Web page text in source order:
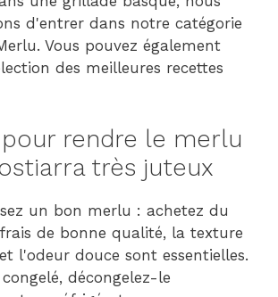
d'entrer dans notre catégorie
Vous pouvez également
des meilleures recettes
rendre le merlu
très juteux
un bon merlu : achetez du
de bonne qualité, la texture
l'odeur douce sont essentielles.
décongelez-le